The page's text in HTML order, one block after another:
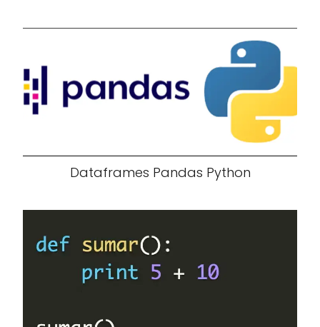
Dataframes Pandas Python